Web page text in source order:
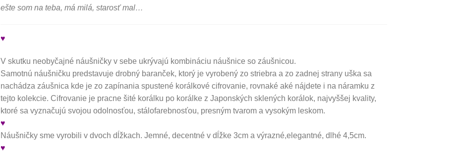
ešte som na teba, má milá, starosť mal…
♥
V skutku neobyčajné náušničky v sebe ukrývajú kombináciu náušnice so záušnicou.
Samotnú náušničku predstavuje drobný baranček, ktorý je vyrobený zo striebra a zo zadnej strany uška sa
nachádza záušnica kde je zo zapínania spustené korálkové cifrovanie, rovnaké aké nájdete i na náramku z
tejto kolekcie. Cifrovanie je pracne šité korálku po korálke z Japonských sklených korálok, najvyššej kvality,
ktoré sa vyznačujú svojou odolnosťou, stálofarebnosťou, presným tvarom a vysokým leskom.
♥
Náušničky sme vyrobili v dvoch dĺžkach. Jemné, decentné v dĺžke 3cm a výrazné,elegantné, dlhé 4,5cm.
♥